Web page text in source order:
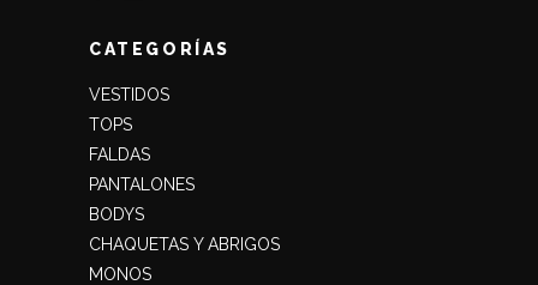
CATEGORÍAS
VESTIDOS
TOPS
FALDAS
PANTALONES
BODYS
CHAQUETAS Y ABRIGOS
MONOS